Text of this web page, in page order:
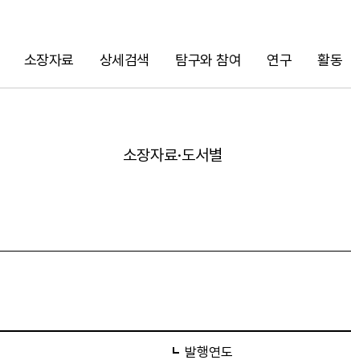
소장자료 상세검색 탐구와 참여 연구 활동
검색
소장자료·도서별
발행연도